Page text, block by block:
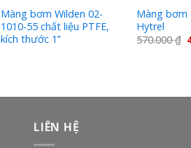
Màng bơm Wilden 02-
1010-55 chất liệu PTFE,
kích thước 1’’
Màng bơm
Hytrel
570.000₫
LIÊN HỆ